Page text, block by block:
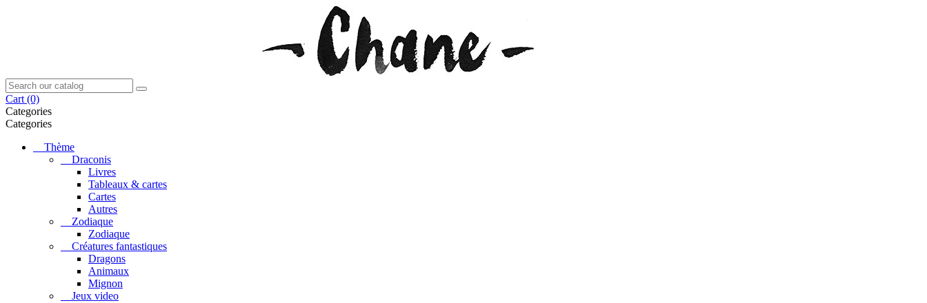
Cart (0)
Categories
Categories
Thème
Draconis
Livres
Tableaux & cartes
Cartes
Autres
Zodiaque
Zodiaque
Créatures fantastiques
Dragons
Animaux
Mignon
Jeux video